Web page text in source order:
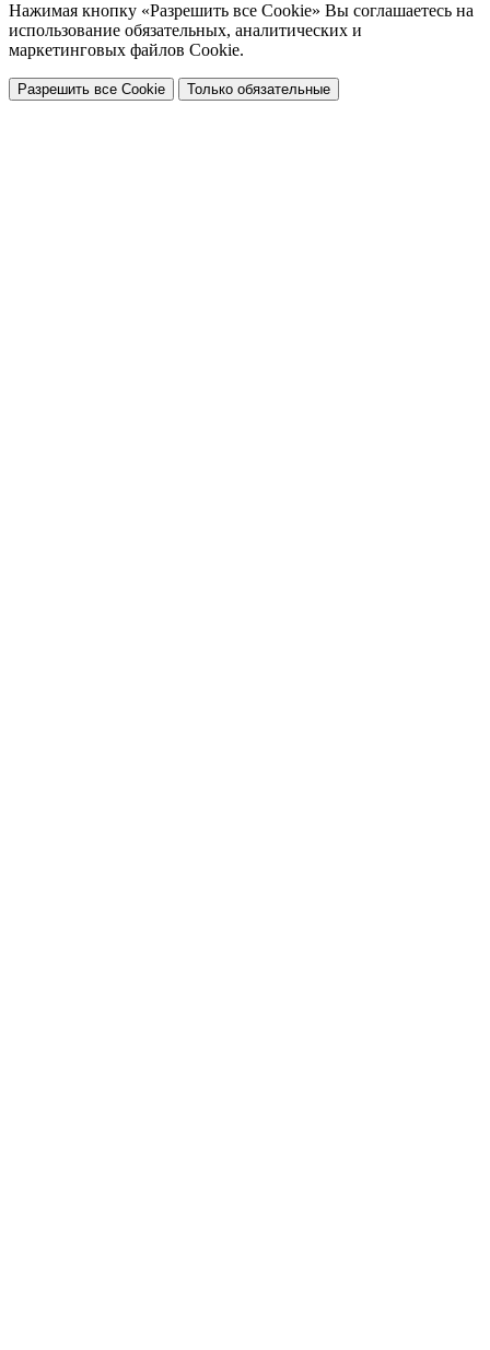
Нажимая кнопку «Разрешить все Cookie» Вы соглашаетесь на
использование обязательных, аналитических и
маркетинговых файлов Cookie.
Разрешить все Cookie Только обязательные